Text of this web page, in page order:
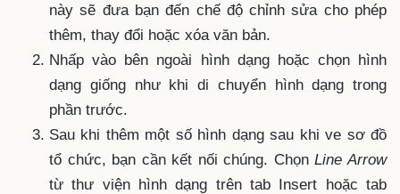
này sẽ đưa bạn đến chế độ chỉnh sửa cho phép
thêm, thay đổi hoặc xóa văn bản.
Nhấp vào bên ngoài hình dạng hoặc chọn hình
dạng giống như khi di chuyển hình dạng trong
phần trước.
Sau khi thêm một số hình dạng sau khi ve sơ đồ
tổ chức, bạn cần kết nối chúng. ChọnLine Arrow
từ thư viện hình dạng trên tab Insert hoặc tab